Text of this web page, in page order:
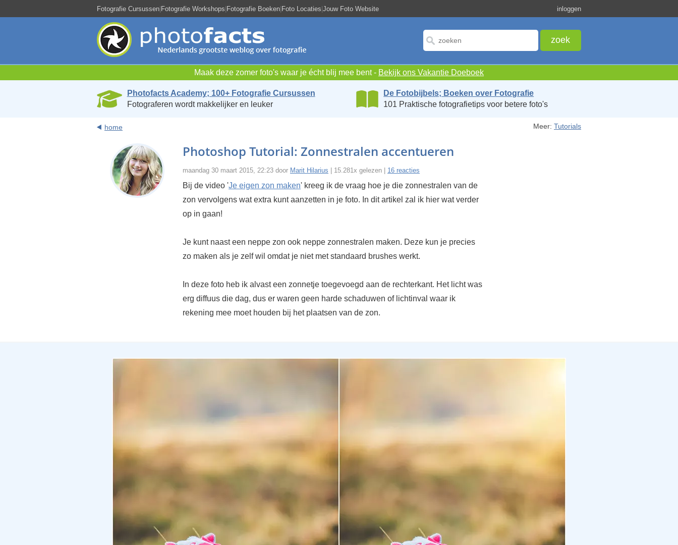
Fotografie Cursussen|Fotografie Workshops|Fotografie Boeken|Foto Locaties|Jouw Foto Website inloggen
Maak deze zomer foto's waar je écht blij mee bent - Bekijk ons Vakantie Doeboek
Photofacts Academy; 100+ Fotografie Cursussen
Fotograferen wordt makkelijker en leuker
De Fotobijbels; Boeken over Fotografie
101 Praktische fotografietips voor betere foto's
home Meer: Tutorials
Photoshop Tutorial: Zonnestralen accentueren
maandag 30 maart 2015, 22:23 door Marit Hilarius | 15.281x gelezen | 16 reacties
Bij de video 'Je eigen zon maken' kreeg ik de vraag hoe je die zonnestralen van de
zon vervolgens wat extra kunt aanzetten in je foto. In dit artikel zal ik hier wat verder
op in gaan!
Je kunt naast een neppe zon ook neppe zonnestralen maken. Deze kun je precies
zo maken als je zelf wil omdat je niet met standaard brushes werkt.
In deze foto heb ik alvast een zonnetje toegevoegd aan de rechterkant. Het licht was
erg diffuus die dag, dus er waren geen harde schaduwen of lichtinval waar ik
rekening mee moet houden bij het plaatsen van de zon.